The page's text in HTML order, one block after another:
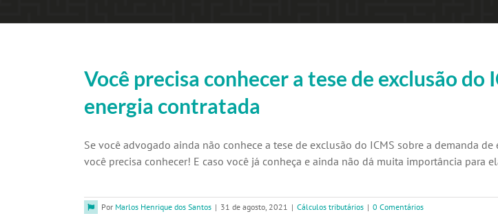
Você precisa conhecer a tese de exclusão do
energia contratada
Se você advogado ainda não conhece a tese de exclusão do ICMS sobre a demanda
você precisa conhecer! E caso você já conheça e ainda não dá muita importância para
Por Marlos Henrique dos Santos | 31 de agosto, 2021 | Cálculos tributários | 0 Comentários